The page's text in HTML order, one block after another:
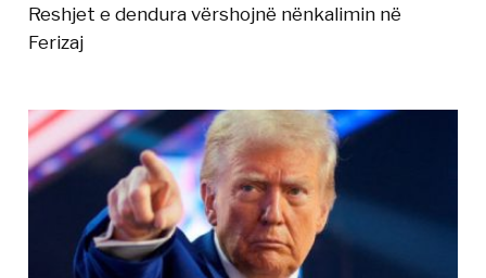
Reshjet e dendura vërshojnë nënkalimin në
Ferizaj